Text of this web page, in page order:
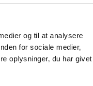
og til at analysere
for sociale medier,
oplysninger, du har givet